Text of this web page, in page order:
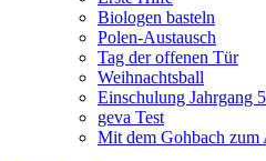
Biologen basteln
Polen-Austausch
Tag der offenen Tür
Weihnachtsball
Einschulung Jahrgang 5
geva Test
Mit dem Gohbach zum